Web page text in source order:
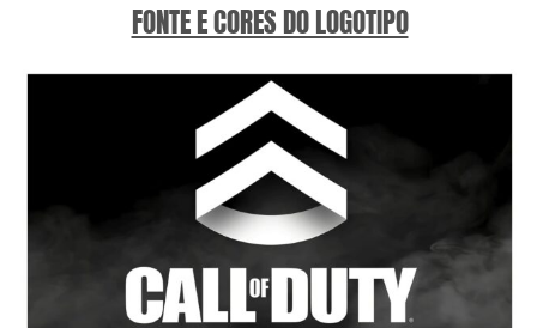
FONTE E CORES DO LOGOTIPO